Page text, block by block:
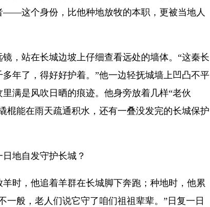
——这个身份，比他种地放牧的本职，更被当地人
，站在长城边坡上仔细查看远处的墙体。“这秦长
年了，得好好护着。”他一边轻抚城墙上凹凸不平
满是风吹日晒的痕迹。他身旁放着几样“老伙
棍能在雨天疏通积水，还有一叠没发完的长城保护
地自发守护长城？
时，他追着羊群在长城脚下奔跑；种地时，他累
一般，老人们说它守了咱们祖祖辈辈。”日复一日